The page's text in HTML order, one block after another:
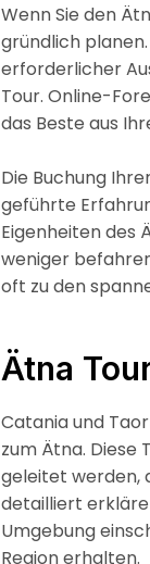
Wenn Sie den
gründlich
erforderlicher
Tour. Online-
das Beste aus
Die Buchung
geführte
Eigenheiten des
weniger
oft zu den
Ätna
Catania und
zum Ätna. Diese
geleitet werden,
detailliert
Umgebung
Region erhalten.